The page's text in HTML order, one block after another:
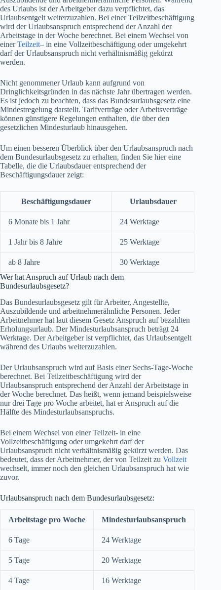
des Urlaubs ist der Arbeitgeber dazu verpflichtet, das
Urlaubsentgelt weiterzuzahlen. Bei einer Teilzeitbeschäftigung
wird der Urlaubsanspruch entsprechend der Anzahl der
Arbeitstage in der Woche berechnet. Bei einem Wechsel von
einerTeilzeit– in eine Vollzeitbeschäftigung oder umgekehrt
darf der Urlaubsanspruch nicht verhältnismäßig gekürzt
werden.
Nicht genommener Urlaub kann aufgrund von
Dringlichkeitsgründen in das nächste Jahr übertragen werden.
Es ist jedoch zu beachten, dass das Bundesurlaubsgesetz eine
Mindestregelung darstellt. Tarifverträge oder Arbeitsverträge
können günstigere Regelungen enthalten, die über den
gesetzlichen Mindesturlaub hinausgehen.
Um einen besseren Überblick über den Urlaubsanspruch nach
dem Bundesurlaubsgesetz zu erhalten, finden Sie hier eine
Tabelle, die die Urlaubsdauer entsprechend der
Beschäftigungsdauer zeigt:
Beschäftigungsdauer Urlaubsdauer
6 Monate bis 1 Jahr 24 Werktage
1 Jahr bis 8 Jahre 25 Werktage
ab 8 Jahre
30 Werktage
Wer hat Anspruch auf Urlaub nach dem
Bundesurlaubsgesetz?
Das Bundesurlaubsgesetz gilt für Arbeiter, Angestellte,
Auszubildende und arbeitnehmerähnliche Personen. Jeder
Arbeitnehmer hat laut diesem Gesetz Anspruch auf bezahlten
Erholungsurlaub. Der Mindesturlaubsanspruch beträgt 24
Werktage. Der Arbeitgeber ist verpflichtet, das Urlaubsentgelt
während des Urlaubs weiterzuzahlen.
Der Urlaubsanspruch wird auf Basis einer Sechs-Tage-Woche
berechnet. Bei Teilzeitbeschäftigung wird der
Urlaubsanspruch entsprechend der Anzahl der Arbeitstage in
der Woche berechnet. Das heißt, wenn jemand beispielsweise
nur drei Tage pro Woche arbeitet, hat er Anspruch auf die
Hälfte des Mindesturlaubsanspruchs.
Bei einem Wechsel von einer Teilzeit- in eine
Vollzeitbeschäftigung oder umgekehrt darf der
Urlaubsanspruch nicht verhältnismäßig gekürzt werden. Das
bedeutet, dass der Arbeitnehmer, der von Teilzeit zu Vollzeit
wechselt, immer noch den gleichen Urlaubsanspruch hat wie
zuvor.
Urlaubsanspruch nach dem Bundesurlaubsgesetz:
Arbeitstage pro Woche Mindesturlaubsanspruch
6 Tage 24 Werktage
5 Tage 20 Werktage
4 Tage 16 Werktage